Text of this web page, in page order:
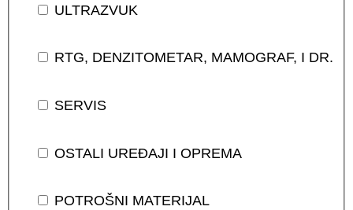
ULTRAZVUK
RTG, DENZITOMETAR, MAMOGRAF, I DR.
SERVIS
OSTALI UREĐAJI I OPREMA
POTROŠNI MATERIJAL